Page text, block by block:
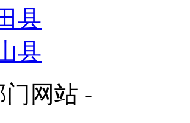
县
县
网站 -